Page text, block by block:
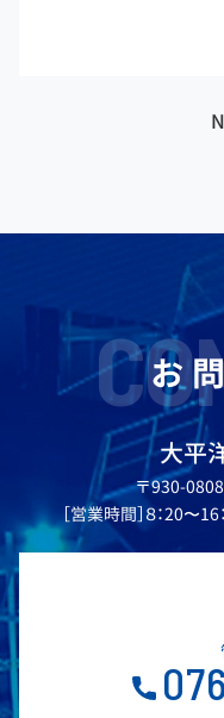
お
大平
〒930-0808
［営業時間］８：20〜